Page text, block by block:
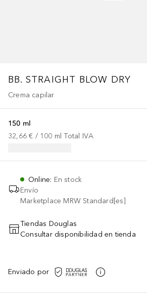
BB. STRAIGHT BLOW DRY
Crema capilar
150 ml
32,66 € / 100 ml Total IVA
Online: En stock
Envío
Marketplace MRW Standard[es]
AÑADIR AL CARRITO
Tiendas Douglas
Consultar disponibilidad en tienda
Enviado por